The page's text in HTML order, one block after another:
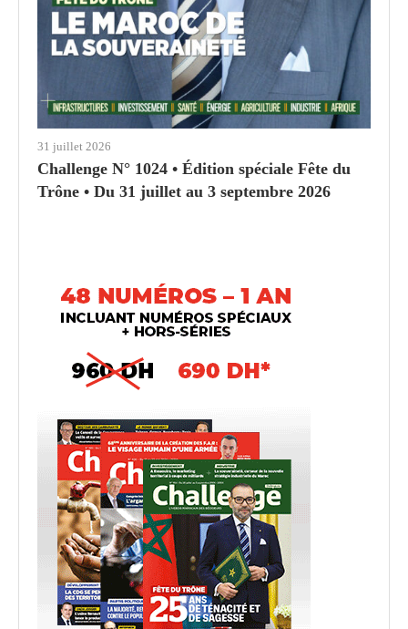
31 juillet 2026
Challenge N° 1024 • Édition spéciale Fête du
Trône • Du 31 juillet au 3 septembre 2026